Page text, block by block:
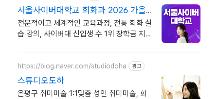
서울사이버대학교 회화과 2026 가을
학기 신편입생
전문적이고 체계적인 교육과정, 전통 회화 실
습 강의, 사이버대 신입생 수 1위 장학금 지
https://blog.naver.com/studiodoha 광고
스튜디오도하
은평구 취미미술 1:1맞춤 성인 취미미술, 회